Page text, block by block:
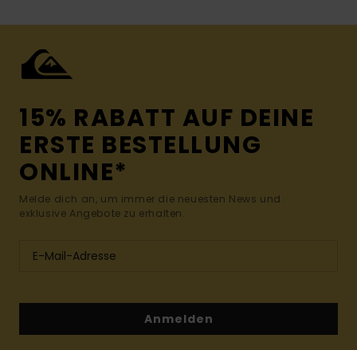
15% RABATT AUF DEINE
ERSTE BESTELLUNG
ONLINE*
Melde dich an, um immer die neuesten News und
exklusive Angebote zu erhalten.
Anmelden